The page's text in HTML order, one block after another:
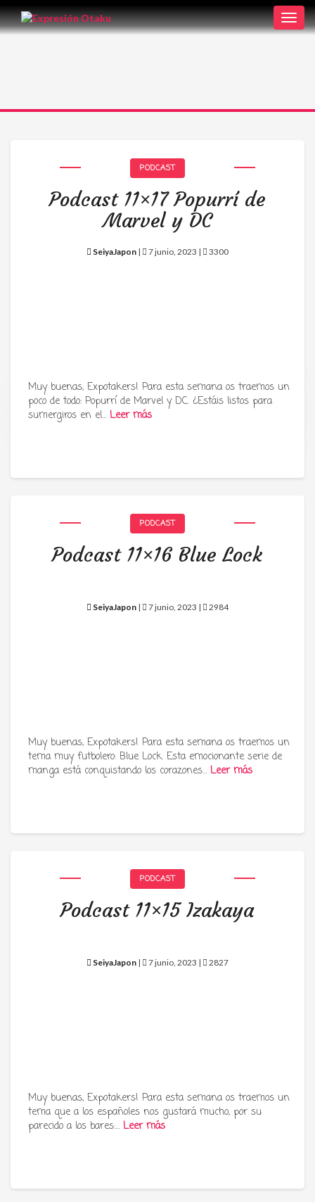
Tu radio y podcast sobre manga,
anime y cultura japonesa ツ
PODCAST
Podcast 11×17 Popurrí de
Marvel y DC
SeiyaJapon | 7 junio, 2023 | 3300
Muy buenas, Expotakers! Para esta semana os traemos un
poco de todo: Popurrí de Marvel y DC. ¿Estáis listos para
sumergiros en el… Leer más
PODCAST
Podcast 11×16 Blue Lock
SeiyaJapon | 7 junio, 2023 | 2984
Muy buenas, Expotakers! Para esta semana os traemos un
tema muy futbolero: Blue Lock. Esta emocionante serie de
manga está conquistando los corazones… Leer más
PODCAST
Podcast 11×15 Izakaya
SeiyaJapon | 7 junio, 2023 | 2827
Muy buenas, Expotakers! Para esta semana os traemos un
tema que a los españoles nos gustará mucho, por su
parecido a los bares:… Leer más